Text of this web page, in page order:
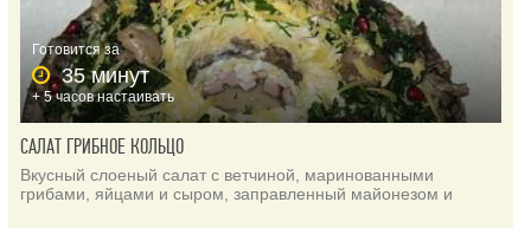
Готовится за
35 минут
+ 5 часов настаивать
САЛАТ ГРИБНОЕ КОЛЬЦО
Вкусный слоеный салат с ветчиной, маринованными
грибами, яйцами и сыром, заправленный майонезом и